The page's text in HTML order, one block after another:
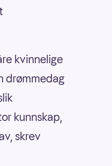
kvinnelige
drømmedag
kunnskap,
skrev